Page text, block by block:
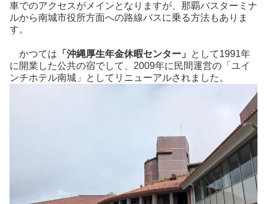
車でのアクセスがメインとなりますが、那覇バスターミナ
ルから南城市役所方面への路線バスに乗る方法もありま
す。
かつては 「沖縄厚生年金休暇センター」
として1991年
に開業した公共の宿でして、2009年に民間運営の「ユイ
ンチホテル南城」としてリニューアルされました。